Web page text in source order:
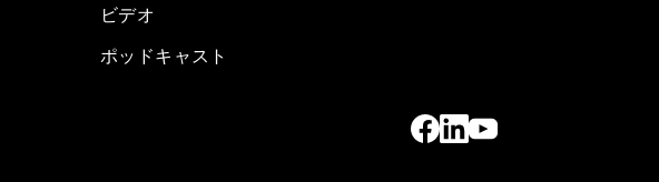
ビデオ
ポッドキャスト